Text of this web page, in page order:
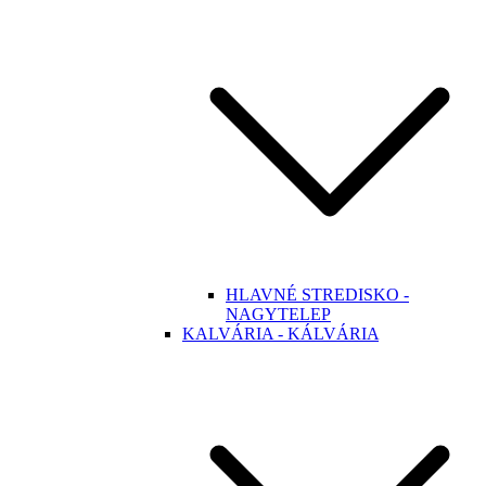
HLAVNÉ STREDISKO -
NAGYTELEP
KALVÁRIA - KÁLVÁRIA